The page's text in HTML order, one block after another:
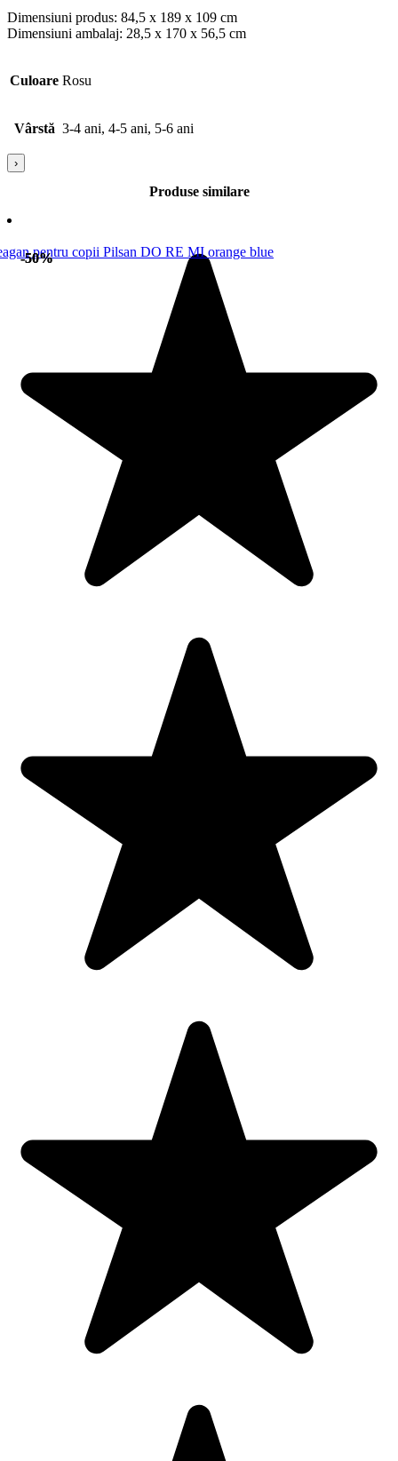
Dimensiuni produs: 84,5 x 189 x 109 cm
Dimensiuni ambalaj: 28,5 x 170 x 56,5 cm
Culoare Rosu
Vârstă 3-4 ani, 4-5 ani, 5-6 ani
›
Produse similare
-50%
-50%